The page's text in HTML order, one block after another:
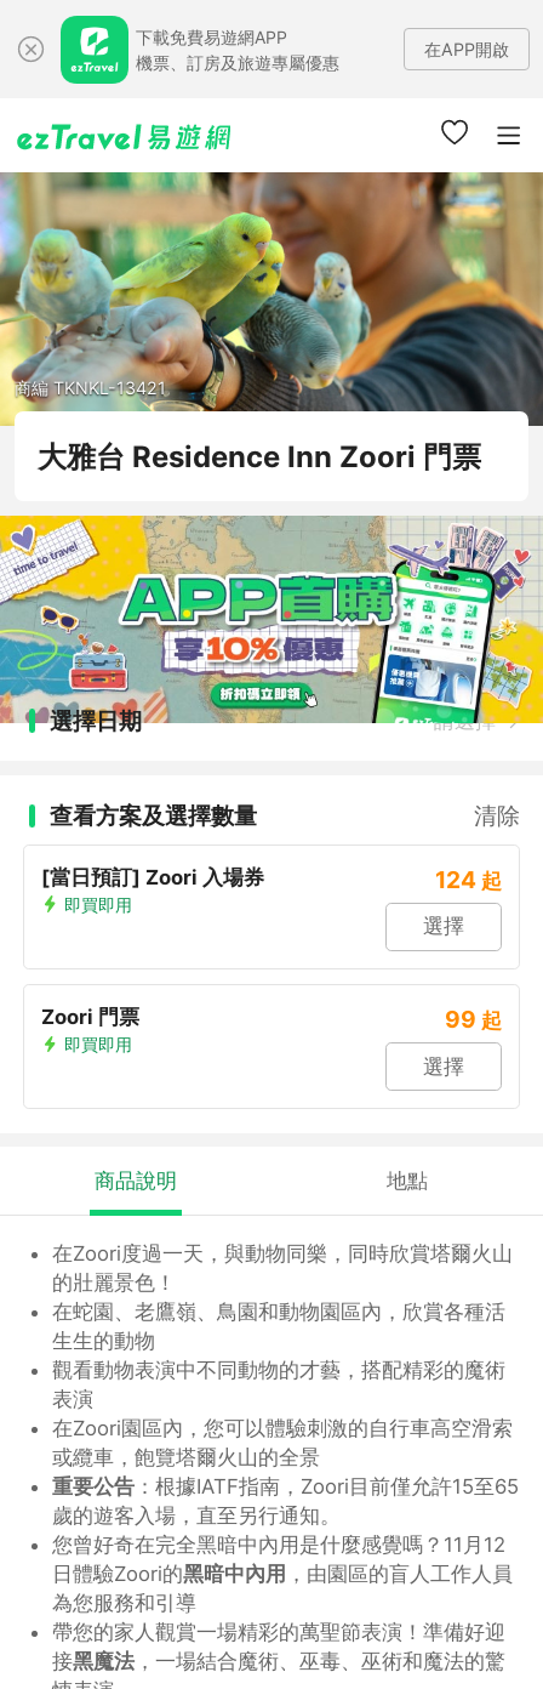
下載免費易遊網APP
機票、訂房及旅遊專屬優惠
在APP開啟
商編 TKNKL-13421
大雅台 Residence Inn Zoori 門票
選擇日期 請選擇
查看方案及選擇數量 清除
[當日預訂] Zoori 入場券
即買即用
124 起
選擇
Zoori 門票
即買即用
99 起
選擇
商品說明 地點
在Zoori度過一天，與動物同樂，同時欣賞塔爾火山
的壯麗景色！
在蛇園、老鷹嶺、鳥園和動物園區內，欣賞各種活
生生的動物
觀看動物表演中不同動物的才藝，搭配精彩的魔術
表演
在Zoori園區內，您可以體驗刺激的自行車高空滑索
或纜車，飽覽塔爾火山的全景
重要公告 ：根據IATF指南，Zoori目前僅允許15至65
歲的遊客入場，直至另行通知。
您曾好奇在完全黑暗中內用是什麼感覺嗎？11月12
日體驗Zoori的黑暗中內用 ，由園區的盲人工作人員
為您服務和引導
帶您的家人觀賞一場精彩的萬聖節表演！準備好迎
接黑魔法 ，一場結合魔術、巫毒、巫術和魔法的驚